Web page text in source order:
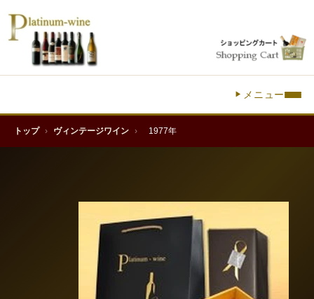
メニュー
トップ › ヴィンテージワイン › 1977年